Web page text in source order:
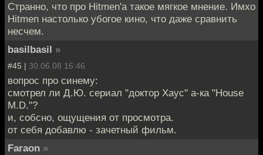
Странно, что про Hitmen'а такое мягкое мнение. Имхо
Hitmen настолько убогое кино, что даже сравнить
несчем.
basilbasil »
#45 | 30.06.08 16:46
вопрос про синему:
смотрел ли Д.Ю. сериал "доктор Хаус" а-ка "House
M.D."?
и, собсно, ощущения от просмотра.
от себя добавлю - зачетный фильм.
Faraon »